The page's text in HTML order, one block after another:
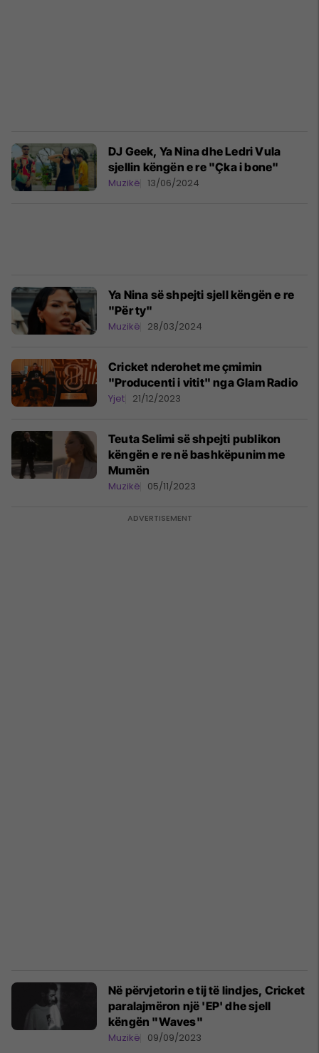
DJ Geek, Ya Nina dhe Ledri Vula
sjellin këngën e re "Çka i bone"
Muzikë 13/06/2024
Ya Nina së shpejti sjell këngën e re
"Për ty"
Muzikë 28/03/2024
Cricket nderohet me çmimin
"Producenti i vitit" nga Glam Radio
Yjet 21/12/2023
Teuta Selimi së shpejti publikon
këngën e re në bashkëpunim me
Mumën
Muzikë 05/11/2023
Në përvjetorin e tij të lindjes, Cricket
paralajmëron një 'EP' dhe sjell
këngën "Waves"
Muzikë 09/09/2023